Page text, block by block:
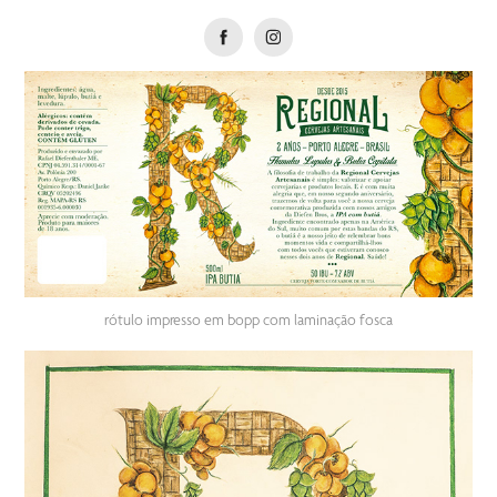
rótulo impresso em bopp com laminação fosca